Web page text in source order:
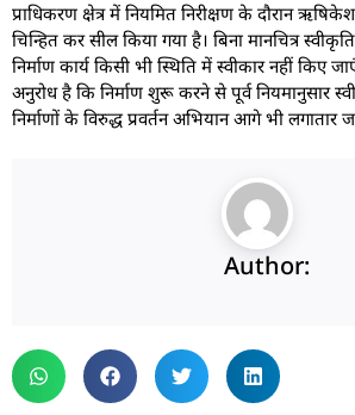
प्राधिकरण क्षेत्र में नियमित निरीक्षण के दौरान
चिन्हित कर सील किया गया है। बिना मानचित्र
निर्माण कार्य किसी भी स्थिति में स्वीकार नहीं किए
अनुरोध है कि निर्माण शुरू करने से पूर्व नियमानुसार
निर्माणों के विरुद्ध प्रवर्तन अभियान आगे भी लगातार
Author: